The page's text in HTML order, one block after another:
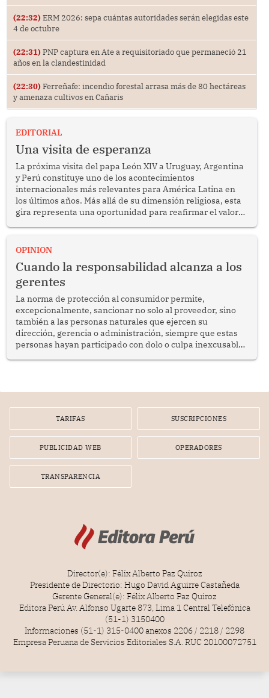
(22:32) ERM 2026: sepa cuántas autoridades serán elegidas este
4 de octubre
(22:31) PNP captura en Ate a requisitoriado que permaneció 21
años en la clandestinidad
(22:30) Ferreñafe: incendio forestal arrasa más de 80 hectáreas
y amenaza cultivos en Cañaris
EDITORIAL
Una visita de esperanza
La próxima visita del papa León XIV a Uruguay, Argentina
y Perú constituye uno de los acontecimientos
internacionales más relevantes para América Latina en
los últimos años. Más allá de su dimensión religiosa, esta
gira representa una oportunidad para reafirmar el valor
enfrenta desafíos en materia de desarrollo, cohesión
OPINION
Cuando la responsabilidad alcanza a los
gerentes
La norma de protección al consumidor permite,
excepcionalmente, sancionar no solo al proveedor, sino
también a las personas naturales que ejercen su
dirección, gerencia o administración, siempre que estas
personas hayan participado con dolo o culpa inexcusable
por la frustrada realización de un meet and greet con
TARIFAS SUSCRIPCIONES
PUBLICIDAD WEB OPERADORES
TRANSPARENCIA
Director(e): Félix Alberto Paz Quiroz
Presidente de Directorio: Hugo David Aguirre Castañeda
Gerente General(e): Félix Alberto Paz Quiroz
Editora Perú Av. Alfonso Ugarte 873, Lima 1 Central Telefónica
(51-1) 3150400
Informaciones (51-1) 315-0400 anexos 2206 / 2218 / 2298
Empresa Peruana de Servicios Editoriales S.A. RUC 20100072751